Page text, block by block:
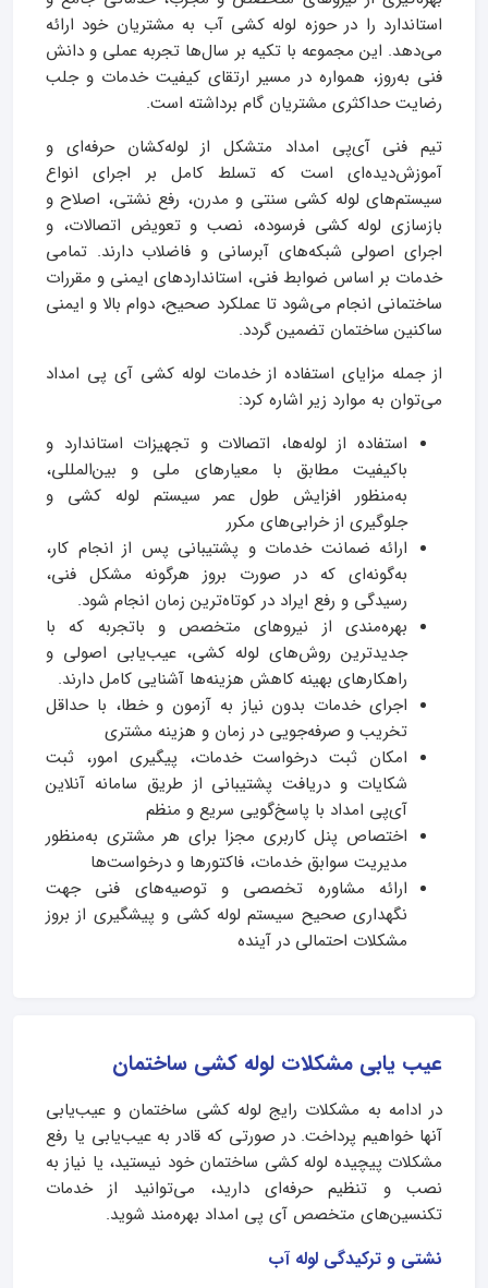
استاندارد را در حوزه لوله کشی آب به مشتریان خود ارائه
می‌دهد. این مجموعه با تکیه بر سال‌ها تجربه عملی و دانش
فنی به‌روز، همواره در مسیر ارتقای کیفیت خدمات و جلب
رضایت حداکثری مشتریان گام برداشته است.
تیم فنی آی‌پی امداد متشکل از لوله‌کشان حرفه‌ای و
آموزش‌دیده‌ای است که تسلط کامل بر اجرای انواع
سیستم‌های لوله کشی سنتی و مدرن، رفع نشتی، اصلاح و
بازسازی لوله کشی فرسوده، نصب و تعویض اتصالات، و
اجرای اصولی شبکه‌های آبرسانی و فاضلاب دارند. تمامی
خدمات بر اساس ضوابط فنی، استانداردهای ایمنی و مقررات
ساختمانی انجام می‌شود تا عملکرد صحیح، دوام بالا و ایمنی
ساکنین ساختمان تضمین گردد.
از جمله مزایای استفاده از خدمات لوله کشی آی‌ پی امداد
می‌توان به موارد زیر اشاره کرد:
استفاده از لوله‌ها، اتصالات و تجهیزات استاندارد و
باکیفیت مطابق با معیارهای ملی و بین‌المللی،
به‌منظور افزایش طول عمر سیستم لوله کشی و
جلوگیری از خرابی‌های مکرر
ارائه ضمانت خدمات و پشتیبانی پس از انجام کار،
به‌گونه‌ای که در صورت بروز هرگونه مشکل فنی،
رسیدگی و رفع ایراد در کوتاه‌ترین زمان انجام شود.
بهره‌مندی از نیروهای متخصص و باتجربه که با
جدیدترین روش‌های لوله کشی، عیب‌یابی اصولی و
راهکارهای بهینه کاهش هزینه‌ها آشنایی کامل دارند.
اجرای خدمات بدون نیاز به آزمون و خطا، با حداقل
تخریب و صرفه‌جویی در زمان و هزینه مشتری
امکان ثبت درخواست خدمات، پیگیری امور، ثبت
شکایات و دریافت پشتیبانی از طریق سامانه آنلاین
آی‌پی امداد با پاسخ‌گویی سریع و منظم
اختصاص پنل کاربری مجزا برای هر مشتری به‌منظور
مدیریت سوابق خدمات، فاکتورها و درخواست‌ها
ارائه مشاوره تخصصی و توصیه‌های فنی جهت
نگهداری صحیح سیستم لوله کشی و پیشگیری از بروز
مشکلات احتمالی در آینده
عیب یابی مشکلات لوله کشی ساختمان
در ادامه به مشکلات رایج لوله کشی ساختمان و عیب‌یابی
آنها خواهیم پرداخت. در صورتی که قادر به عیب‌یابی یا رفع
مشکلات پیچیده لوله کشی ساختمان خود نیستید، یا نیاز به
نصب و تنظیم حرفه‌ای دارید، می‌توانید از خدمات
تکنسین‌های متخصص آی‌ پی امداد بهره‌مند شوید.
نشتی و ترکیدگی لوله آب